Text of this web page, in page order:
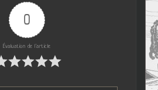
0
Évaluation de l'article